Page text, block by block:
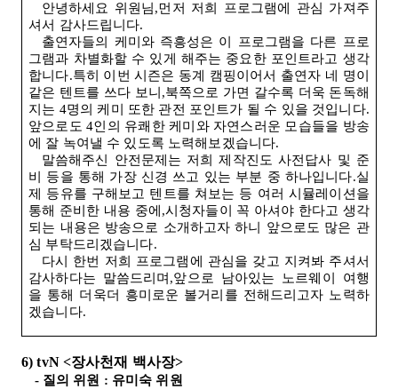
안녕하세요 위원님,먼저 저희 프로그램에 관심 가져주
셔서 감사드립니다.
출연자들의 케미와 즉흥성은 이 프로그램을 다른 프로
그램과 차별화할 수 있게 해주는 중요한 포인트라고 생각
합니다.특히 이번 시즌은 동계 캠핑이어서 출연자 네 명이
같은 텐트를 쓰다 보니,북쪽으로 가면 갈수록 더욱 돈독해
지는 4명의 케미 또한 관전 포인트가 될 수 있을 것입니다.
앞으로도 4인의 유쾌한 케미와 자연스러운 모습들을 방송
에 잘 녹여낼 수 있도록 노력해보겠습니다.
말씀해주신 안전문제는 저희 제작진도 사전답사 및 준
비 등을 통해 가장 신경 쓰고 있는 부분 중 하나입니다.실
제 등유를 구해보고 텐트를 쳐보는 등 여러 시뮬레이션을
통해 준비한 내용 중에,시청자들이 꼭 아셔야 한다고 생각
되는 내용은 방송으로 소개하고자 하니 앞으로도 많은 관
심 부탁드리겠습니다.
다시 한번 저희 프로그램에 관심을 갖고 지켜봐 주셔서
감사하다는 말씀드리며,앞으로 남아있는 노르웨이 여행
을 통해 더욱더 흥미로운 볼거리를 전해드리고자 노력하
겠습니다.
6) tvN <장사천재 백사장>
- 질의 위원 : 유미숙 위원